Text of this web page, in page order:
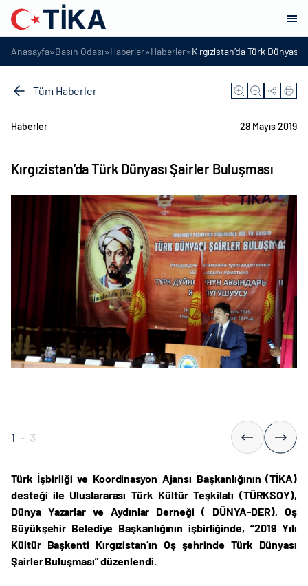
Anasayfa»Basın Odası»Haberler»Haberler»Kırgızistan’da Türk Dünyası
Tüm Haberler
Haberler 28 Mayıs 2019
Kırgızistan’da Türk Dünyası Şairler Buluşması
1 - 3
Türk İşbirliği ve Koordinasyon Ajansı Başkanlığının (TİKA)
desteği ile Uluslararası Türk Kültür Teşkilatı (TÜRKSOY),
Dünya Yazarlar ve Aydınlar Derneği ( DÜNYA-DER), Oş
Büyükşehir Belediye Başkanlığının işbirliğinde, “2019 Yılı
Kültür Başkenti Kırgızistan’ın Oş şehrinde Türk Dünyası
Şairler Buluşması” düzenlendi.